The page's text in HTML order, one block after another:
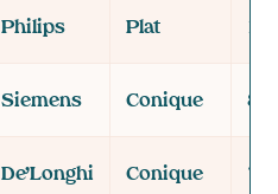
Philips Plat
12
Siemens Conique
8
De’Longhi Conique
7